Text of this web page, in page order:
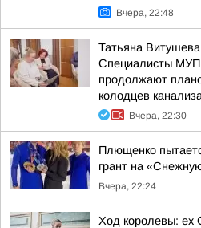
Вчера, 22:48
Татьяна
Специалисты МУП
продолжают
колодцев
Вчера, 22:30
Плющенко
грант на
Вчера, 22:24
Ход королевы: ex